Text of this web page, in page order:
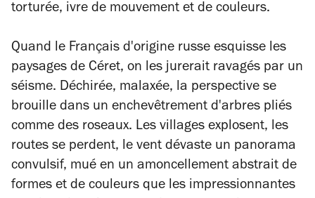
torturée, ivre de mouvement et de couleurs.
Quand le Français d'origine russe esquisse les
paysages de Céret, on les jurerait ravagés par un
séisme. Déchirée, malaxée, la perspective se
brouille dans un enchevêtrement d'arbres pliés
comme des roseaux. Les villages explosent, les
routes se perdent, le vent dévaste un panorama
convulsif, mué en un amoncellement abstrait de
formes et de couleurs que les impressionnantes